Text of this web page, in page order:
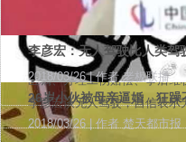
李彦宏：中国人更开放，对
2018/03/28| 作者 时间视频
“如果他们可以用隐私交换便
此，你怎么看？
近日，教育部取消了体育、
这会使高考更加公平吗？
近日，教育部印发通知：要
的政策倾斜。
武汉大学学生发帖：这样的
不少医生认为，拍照录音既
生、不相信医生的表现，而
式地传播。而患者及其家属
医嘱、办理工伤赔偿、事后维
26岁小伙被母亲逼婚，狂躁
2018/03/26
| 作者 楚天都市报
李彦宏：无人驾驶比人类驾
2018/03/26| 作者 老板联播
李彦宏谈无人驾驶，自信表
Copyright © 2026 香港凤
凤凰周刊 | 为